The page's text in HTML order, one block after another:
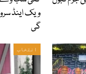
ویک اینڈ
گی
انتخاب